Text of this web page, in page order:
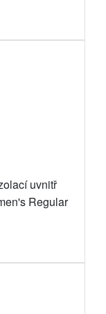
uvnitř
Regular